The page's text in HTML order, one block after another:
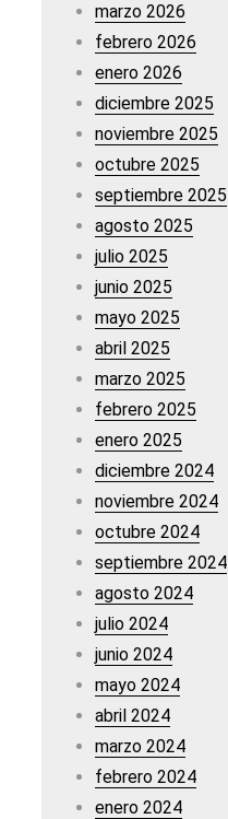
marzo 2026
febrero 2026
enero 2026
diciembre 2025
noviembre 2025
octubre 2025
septiembre 2025
agosto 2025
julio 2025
junio 2025
mayo 2025
abril 2025
marzo 2025
febrero 2025
enero 2025
diciembre 2024
noviembre 2024
octubre 2024
septiembre 2024
agosto 2024
julio 2024
junio 2024
mayo 2024
abril 2024
marzo 2024
febrero 2024
enero 2024